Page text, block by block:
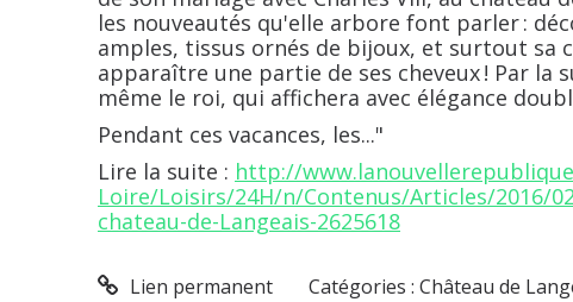
les nouveautés qu'elle arbore font parler :
amples, tissus ornés de bijoux, et surtout sa
apparaître une partie de ses cheveux ! Par
même le roi, qui affichera avec élégance
Pendant ces vacances, les..."
Lire la suite : http://
Loire/Loisirs/24H/n/Contenus/Articles/2016/
chateau-de-Langeais-2625618
Lien permanent Catégories :Château de